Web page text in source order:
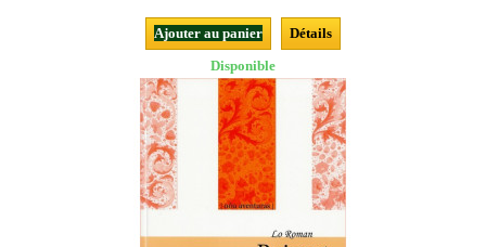
Ajouter au panier
Détails
Disponible